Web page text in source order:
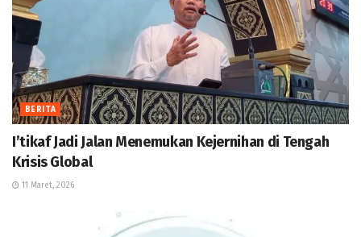
BERITA
I’tikaf Jadi Jalan Menemukan Kejernihan di Tengah
Krisis Global
11 Maret, 2026